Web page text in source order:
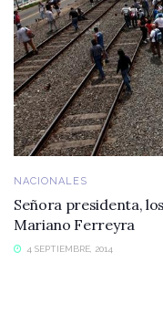
NACIONALES
Señora presidenta,
Mariano Ferreyra
4 SEPTIEMBRE, 2014